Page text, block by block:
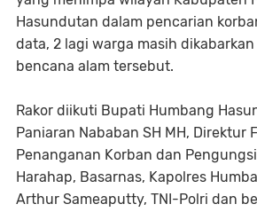
Hasundutan dalam pencarian
data, 2 lagi warga masih
bencana alam tersebut.
Rakor diikuti Bupati Humbang
Paniaran Nababan SH MH, Direktur
Penanganan Korban dan
Harahap, Basarnas, Kapolres
Arthur Sameaputty, TNI-Polri dan